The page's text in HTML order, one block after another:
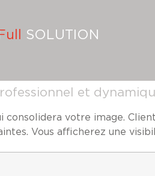
SOLUTION
et
votre image.
Vous afficherez une